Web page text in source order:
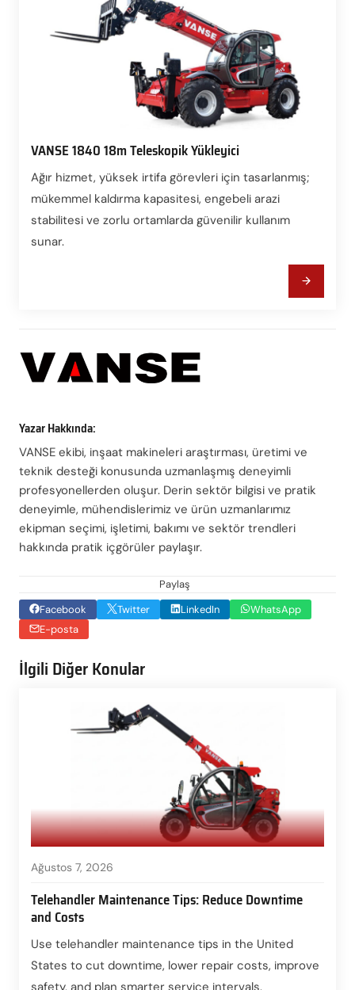
VANSE 1840 18m Teleskopik Yükleyici
Ağır hizmet, yüksek irtifa görevleri için tasarlanmış;
mükemmel kaldırma kapasitesi, engebeli arazi
stabilitesi ve zorlu ortamlarda güvenilir kullanım
sunar.
Yazar Hakkında:
VANSE ekibi, inşaat makineleri araştırması, üretimi ve
teknik desteği konusunda uzmanlaşmış deneyimli
profesyonellerden oluşur. Derin sektör bilgisi ve pratik
deneyimle, mühendislerimiz ve ürün uzmanlarımız
ekipman seçimi, işletimi, bakımı ve sektör trendleri
hakkında pratik içgörüler paylaşır.
Paylaş
Facebook
Twitter LinkedIn
WhatsApp
E-posta
İlgili Diğer Konular
Ağustos 7, 2026
Telehandler Maintenance Tips: Reduce Downtime
and Costs
Use telehandler maintenance tips in the United
States to cut downtime, lower repair costs, improve
safety, and plan smarter service intervals.